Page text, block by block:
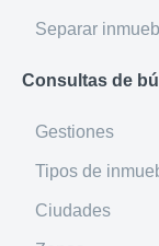
Separar
Consultas de
Gestiones
Tipos de
Ciudades
GET: /
[?]: